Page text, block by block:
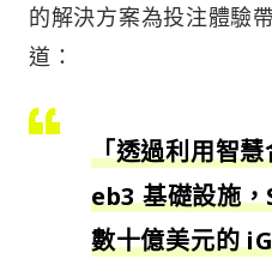
的解決方案為投注體驗
道：
「透過利用智
eb3 基礎設施
數十億美元的